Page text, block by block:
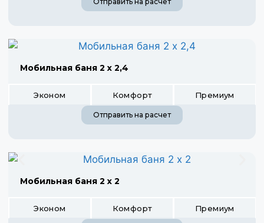
Мобильная баня 2 х 2,4
Эконом Комфорт Премиум
Отправить на расчет
Мобильная баня 2 х 2
Эконом Комфорт Премиум